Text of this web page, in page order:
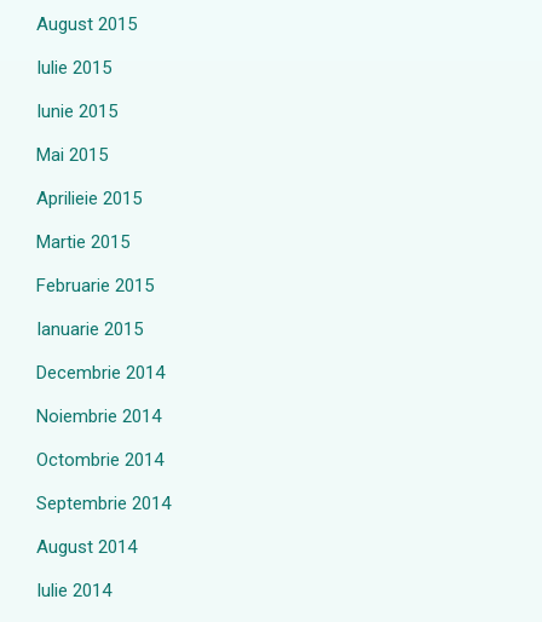
August 2015
Iulie 2015
Iunie 2015
Mai 2015
Aprilieie 2015
Martie 2015
Februarie 2015
Ianuarie 2015
Decembrie 2014
Noiembrie 2014
Octombrie 2014
Septembrie 2014
August 2014
Iulie 2014